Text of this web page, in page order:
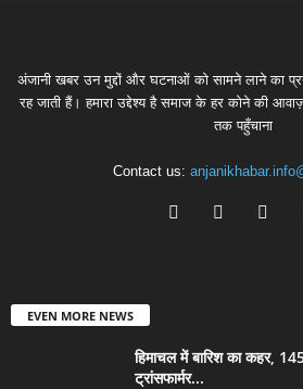
अंजानी खबर उन मुद्दों और घटनाओं को सामने लाने का
रह जाती हैं। हमारा उद्देश्य है समाज के हर कोने की
तक पहुँचाना
Contact us:
EVEN MORE NEWS
हिमाचल में बारिश का कहर,
ट्रांसफार्मर...